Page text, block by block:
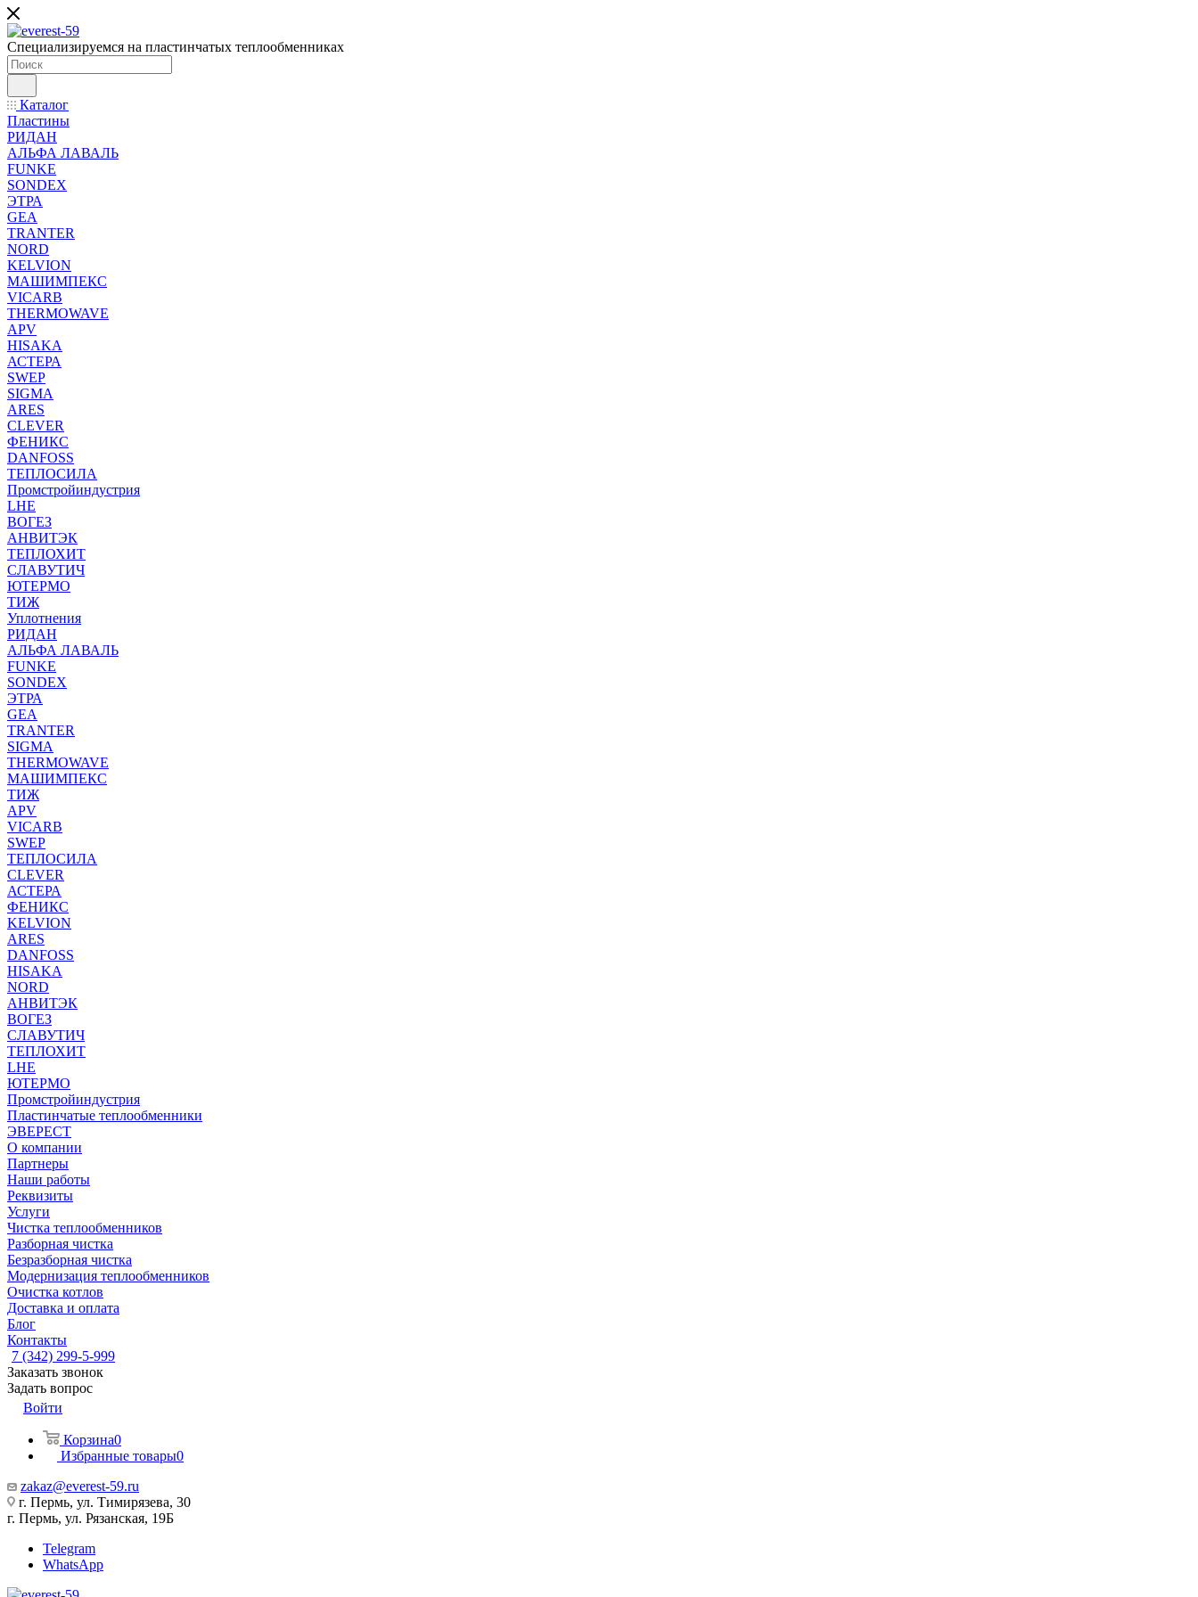
Специализируемся на пластинчатых теплообменниках
Каталог
Пластины
РИДАН
АЛЬФА ЛАВАЛЬ
FUNKE
SONDEX
ЭТРА
GEA
TRANTER
NORD
KELVION
МАШИМПЕКС
VICARB
THERMOWAVE
APV
HISAKA
АСТЕРА
SWEP
SIGMA
ARES
CLEVER
ФЕНИКС
DANFOSS
ТЕПЛОСИЛА
Промстройиндустрия
LHE
ВОГЕЗ
АНВИТЭК
ТЕПЛОХИТ
СЛАВУТИЧ
ЮТЕРМО
ТИЖ
Уплотнения
РИДАН
АЛЬФА ЛАВАЛЬ
FUNKE
SONDEX
ЭТРА
GEA
TRANTER
SIGMA
THERMOWAVE
МАШИМПЕКС
ТИЖ
APV
VICARB
SWEP
ТЕПЛОСИЛА
CLEVER
АСТЕРА
ФЕНИКС
KELVION
ARES
DANFOSS
HISAKA
NORD
АНВИТЭК
ВОГЕЗ
СЛАВУТИЧ
ТЕПЛОХИТ
LHE
ЮТЕРМО
Промстройиндустрия
Пластинчатые теплообменники
ЭВЕРЕСТ
О компании
Партнеры
Наши работы
Реквизиты
Услуги
Чистка теплообменников
Разборная чистка
Безразборная чистка
Модернизация теплообменников
Очистка котлов
Доставка и оплата
Блог
Контакты
7 (342) 299-5-999
Заказать звонок
Задать вопрос
Войти
Корзина0
Избранные товары0
zakaz@everest-59.ru
г. Пермь, ул. Тимирязева, 30
г. Пермь, ул. Рязанская, 19Б
Telegram
WhatsApp